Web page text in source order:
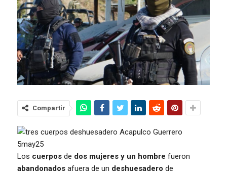
Compartir
Los cuerpos de dos mujeres y un hombre fueron
abandonados afuera de un deshuesadero de